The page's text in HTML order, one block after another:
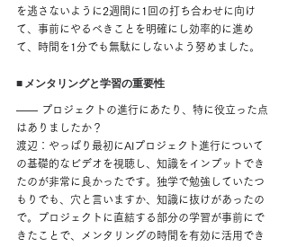
を逃さないように2週間に1回の打ち合わせに向け
て、事前にやるべきことを明確にし効率的に進め
て、時間を1分でも無駄にしないよう努めました。
■ メンタリングと学習の重要性
―― プロジェクトの進行にあたり、特に役立った点
はありましたか？
渡辺：やっぱり最初にAIプロジェクト進行について
の基礎的なビデオを視聴し、知識をインプットでき
たのが非常に良かったです。独学で勉強していたつ
もりでも、穴と言いますか、知識に抜けがあったの
で。プロジェクトに直結する部分の学習が事前にで
きたことで、メンタリングの時間を有効に活用でき